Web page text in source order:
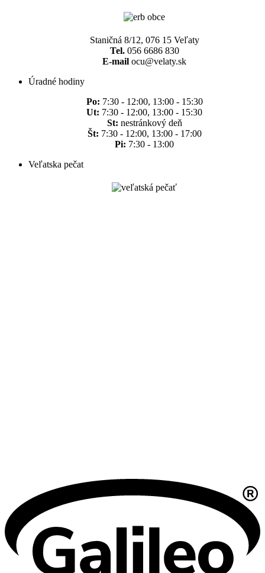
Staničná 8/12, 076 15 Veľaty
Tel.056 6686 830
E-mail ocu@velaty.sk
Úradné hodiny
Po: 7:30 - 12:00, 13:00 - 15:30
Ut: 7:30 - 12:00, 13:00 - 15:30
St: nestránkový deň
Št: 7:30 - 12:00, 13:00 - 17:00
Pi: 7:30 - 13:00
Veľatska pečat